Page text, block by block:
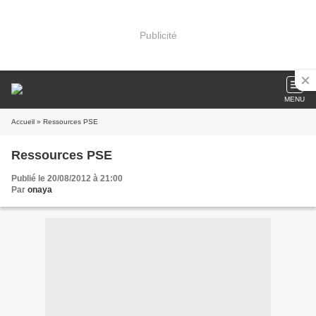
Publicité
MENU
Accueil » Ressources PSE
Ressources PSE
Publié le 20/08/2012 à 21:00
Par onaya